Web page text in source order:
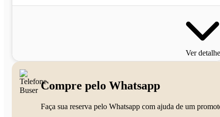
Ver
Compre pelo Whatsapp
Faça sua reserva pelo Whatsapp com ajuda de um